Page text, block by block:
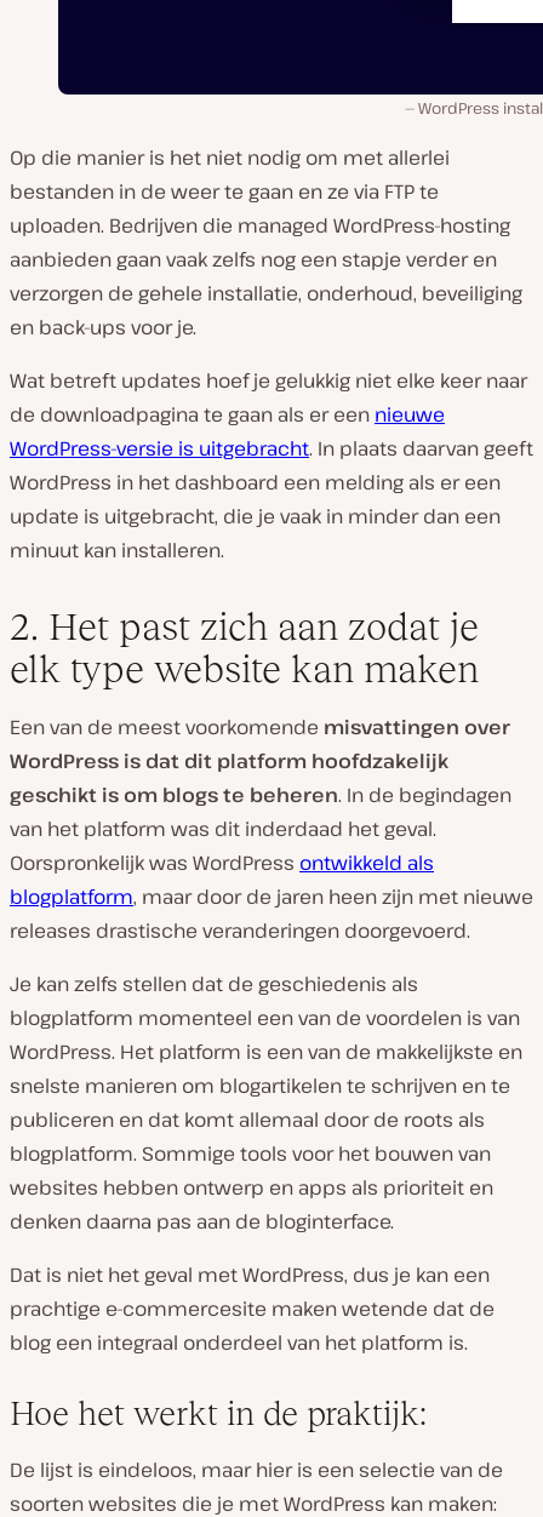
WordPress
Op die manier is het niet nodig om met allerlei
bestanden in de weer te gaan en ze via FTP te
uploaden. Bedrijven die managed WordPress-hosting
aanbieden gaan vaak zelfs nog een stapje verder en
verzorgen de gehele installatie, onderhoud, beveiliging
en back-ups voor je.
Wat betreft updates hoef je gelukkig niet elke keer naar
de downloadpagina te gaan als er een nieuwe
WordPress-versie is uitgebracht. In plaats daarvan geeft
WordPress in het dashboard een melding als er een
update is uitgebracht, die je vaak in minder dan een
minuut kan installeren.
2. Het past zich aan zodat je
elk type website kan maken
Een van de meest voorkomende misvattingen over
WordPress is dat dit platform hoofdzakelijk
geschikt is om blogs te beheren. In de begindagen
van het platform was dit inderdaad het geval.
Oorspronkelijk was WordPress ontwikkeld als
blogplatform, maar door de jaren heen zijn met nieuwe
releases drastische veranderingen doorgevoerd.
Je kan zelfs stellen dat de geschiedenis als
blogplatform momenteel een van de voordelen is van
WordPress. Het platform is een van de makkelijkste en
snelste manieren om blogartikelen te schrijven en te
publiceren en dat komt allemaal door de roots als
blogplatform. Sommige tools voor het bouwen van
websites hebben ontwerp en apps als prioriteit en
denken daarna pas aan de bloginterface.
Dat is niet het geval met WordPress, dus je kan een
prachtige e-commercesite maken wetende dat de
blog een integraal onderdeel van het platform is.
Hoe het werkt in de praktijk:
De lijst is eindeloos, maar hier is een selectie van de
soorten websites die je met WordPress kan maken: